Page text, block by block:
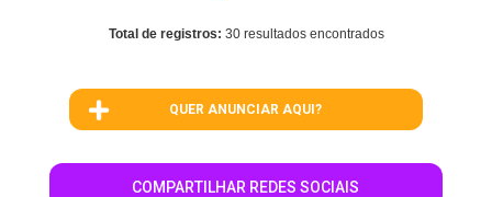
Total de registros: 30 resultados encontrados
QUER ANUNCIAR AQUI?
COMPARTILHAR REDES SOCIAIS